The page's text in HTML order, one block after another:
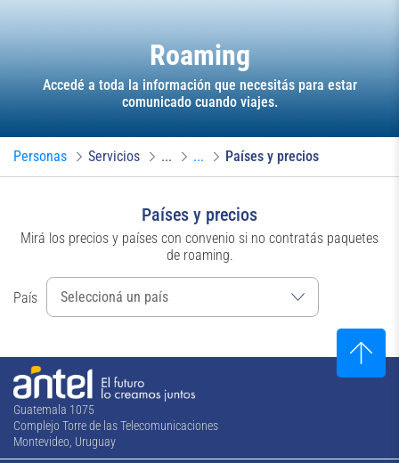
Roaming
Accedé a toda la información que necesitás para estar
comunicado cuando viajes.
Personas Servicios ... ... Países y precios
Países y precios
Mirá los precios y países con convenio si no contratás paquetes
de roaming.
País
Guatemala 1075
Complejo Torre de las Telecomunicaciones
Montevideo, Uruguay